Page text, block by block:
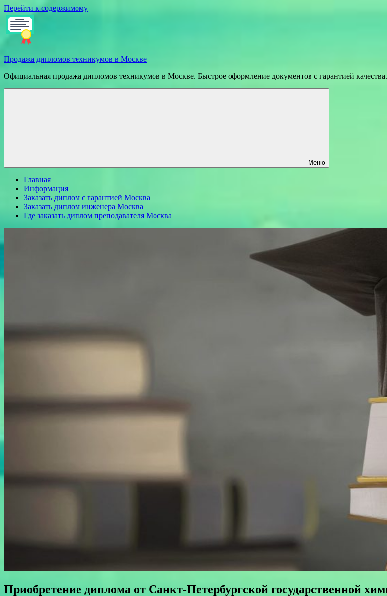
Перейти к содержимому
Продажа дипломов техникумов в Москве
Официальная продажа дипломов техникумов в Москве. Быстрое оформление документов с гарантией
Меню
Главная
Информация
Заказать диплом с гарантией Москва
Заказать диплом инженера Москва
Где заказать диплом преподавателя Москва
Приобретение диплома от Санкт-Петербургской государственной